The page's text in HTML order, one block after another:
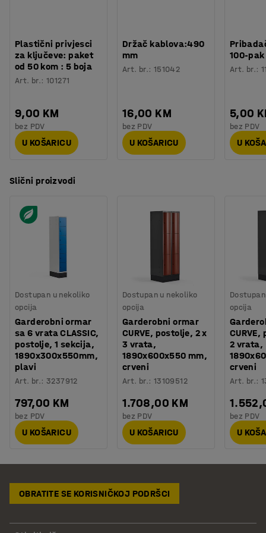
Plastični privjesci
za ključeve: paket
od 50 kom : 5 boja
Art. br.:101271
9,00 KM
bez PDV
U KOŠARICU
Držač kablova:490
mm
Art. br.: 151042
16,00 KM
bez PDV
U KOŠARICU
100-pak
Art. br.:
5,00
bez PDV
U
Slični proizvodi
Dostupan u nekoliko
opcija
Garderobni ormar
sa 6 vrata CLASSIC,
postolje, 1 sekcija,
1890x300x550mm,
plavi
Art. br.:3237912
797,00 KM
bez PDV
U KOŠARICU
Dostupan u nekoliko
opcija
Garderobni ormar
CURVE, postolje, 2 x
3 vrata,
1890x600x550 mm,
crveni
Art. br.: 13109512
1.708,00 KM
bez PDV
U KOŠARICU
opcija
2 vrata,
crveni
Art. br.:
bez PDV
U
OBRATITE SE KORISNIČKOJ PODRŠCI